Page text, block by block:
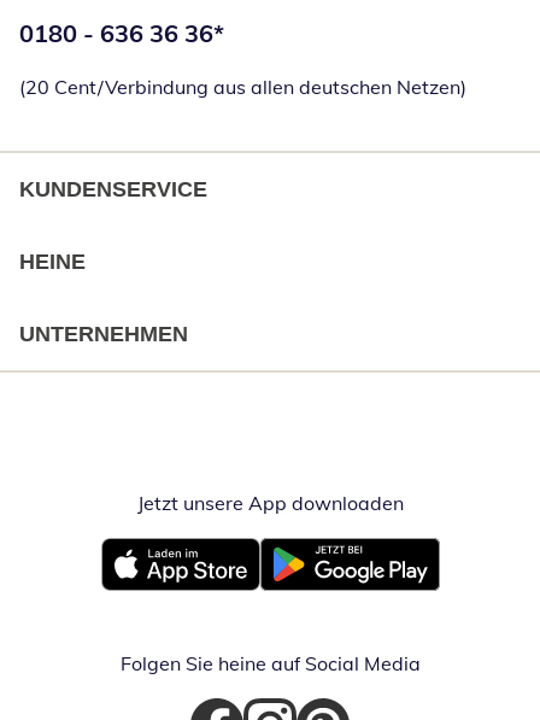
Telefonnummer:
0180 - 636 36 36*
(20 Cent/Verbindung aus allen deutschen Netzen)
KUNDENSERVICE
HEINE
UNTERNEHMEN
Jetzt unsere App downloadenÖffnet in
Öffnet in neuem FensterÖffnet in neuem Fenster
Folgen Sie heine auf Social Media